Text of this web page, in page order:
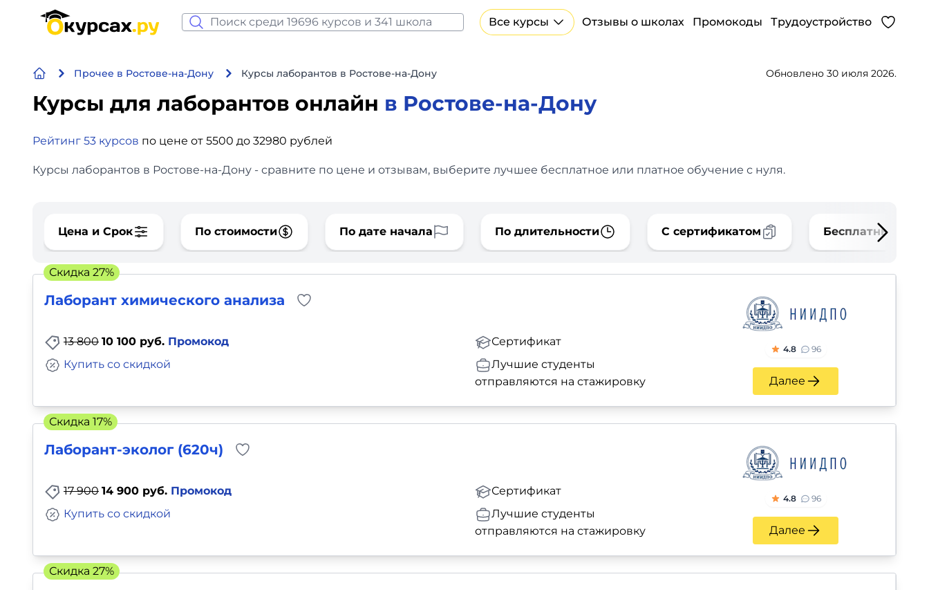
Все курсы Отзывы о школах Промокоды Трудоустройство
Прочее в Ростове-на-Дону Курсы лаборантов в Ростове-на-Дону Обновлено 30 июля 2026.
Курсы для лаборантов онлайн в Ростове-на-Дону
Рейтинг 53 курсов по цене от 5500 до 32980 рублей
Курсы лаборантов в Ростове-на-Дону - сравните по цене и отзывам, выберите лучшее бесплатное или платное обучение с нуля.
Цена и Срок По стоимости По дате начала По длительности С сертификатом Бесплатные
Лаборант химического анализа
13 800 10 100 руб. Промокод
Сертификат
Купить со скидкой
Лучшие студенты
отправляются на стажировку
4.8 96
Далее
Скидка 27%
Лаборант-эколог (620ч)
17 900 14 900 руб. Промокод
Сертификат
Купить со скидкой
Лучшие студенты
отправляются на стажировку
4.8 96
Далее
Скидка 17%
Скидка 27%
Программирование
Бизнес и финансы
Дизайн
Видео, фото, аудио
Маркетинг
Иностранный язык
Для детей
Красота, здоровье, фитнес
Психология и саморазвитие
Прочее
Тесты на профориентацию
Курсы по нейросетям
Бесплатно